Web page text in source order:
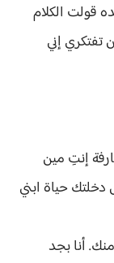
قولت الكلام
إني
إنتِ مين
حياة ابني
أنا بجد